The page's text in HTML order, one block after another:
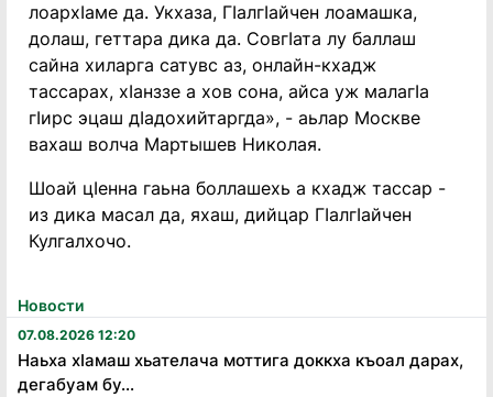
Новости
07.08.2026 12:20
Наьха хӏамаш хьателача моттига доккха къоал дарах,
дегабуам бу...
лоархӀаме да. Укхаза, ГӀалгӀайчен лоамашка,
долаш, геттара дика да. СовгӀата лу баллаш
сайна хиларга сатувс аз, онлайн-кхадж
тассарах, хӀанззе а хов сона, айса уж малагӀа
гӀирс эцаш дӀадохийтаргда», - аьлар Москве
вахаш волча Мартышев Николая.
Шоай цӀенна гаьна боллашехь а кхадж тассар -
из дика масал да, яхаш, дийцар ГӀалгӀайчен
Кулгалхочо.